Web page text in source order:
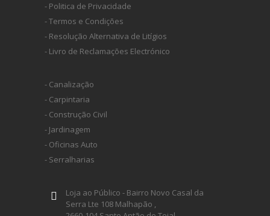
- Politica de Privacidade
- Termos e Condições
- Resolução Alternativa de Litígios
- Livro de Reclamações Electrónico
- Canalização
- Carpintaria
- Construção Civil
- Jardinagem
- Oficinas Auto
- Serralharias
Loja ao Público - Bairro Novo Casal da
Serra Lte 108 Malhapão ,